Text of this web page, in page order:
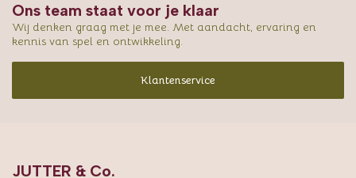
Ons team staat voor je klaar
Wij denken graag met je mee. Met aandacht, ervaring en
kennis van spel en ontwikkeling.
Klantenservice
JUTTER & Co.